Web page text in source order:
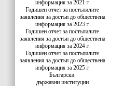
информация за 2021 г.
Годишен отчет за постъпилите
заявления за достъп до обществена
информация за 2023 г.
Годишен отчет за постъпилите
заявления за достъп до обществена
информация за 2024 г.
Годишен отчет за постъпилите
заявления за достъп до обществена
информация за 2025 г.
Български
държавни институции